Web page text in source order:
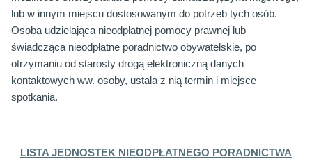
lub w innym miejscu dostosowanym do potrzeb tych osób.
Osoba udzielająca nieodpłatnej pomocy prawnej lub
świadcząca nieodpłatne poradnictwo obywatelskie, po
otrzymaniu od starosty drogą elektroniczną danych
kontaktowych ww. osoby, ustala z nią termin i miejsce
spotkania.
LISTA JEDNOSTEK NIEODPŁATNEGO PORADNICTWA